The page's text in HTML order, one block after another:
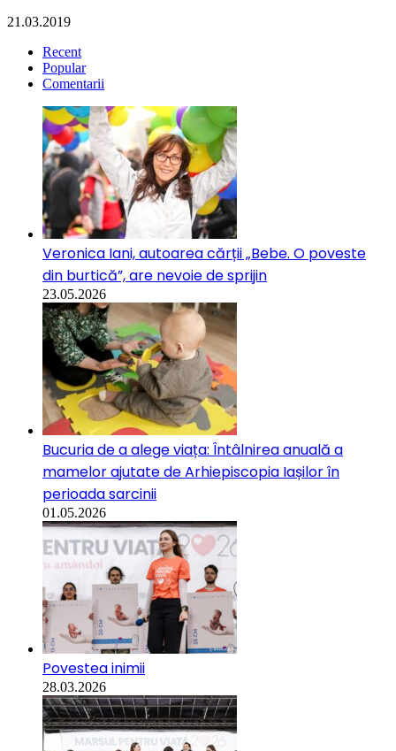
21.03.2019
Recent
Popular
Comentarii
Veronica Iani, autoarea cărții „Bebe. O poveste
din burtică”, are nevoie de sprijin
23.05.2026
Bucuria de a alege viața: Întâlnirea anuală a
mamelor ajutate de Arhiepiscopia Iașilor în
perioada sarcinii
01.05.2026
Povestea inimii
28.03.2026